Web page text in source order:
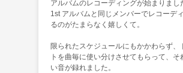
アルバムのレコーディングが始まりまし
1st アルバムと同じメンバーでレコーデ
るのがたまらなく嬉しくて。
限られたスケジュールにもかかわらず、
トを曲毎に使い分けさせてもらって、そ
い音が録れました。